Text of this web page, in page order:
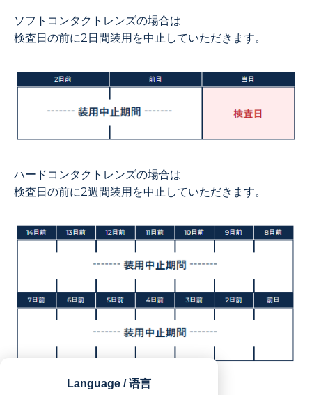
Language / 语言
ソフトコンタクトレンズの場合は
検査日の前に2日間装用を中止していただきます。
ハードコンタクトレンズの場合は
検査日の前に2週間装用を中止していただきます。